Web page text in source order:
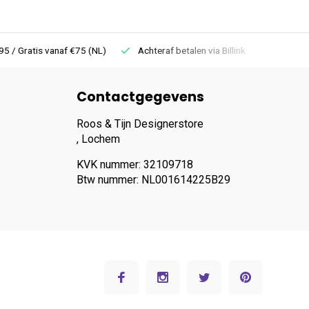
vanaf €75 (NL) Achteraf betalen via Billink
Contactgegevens
Roos & Tijn Designerstore
, Lochem
KVK nummer: 32109718
Btw nummer: NL001614225B29